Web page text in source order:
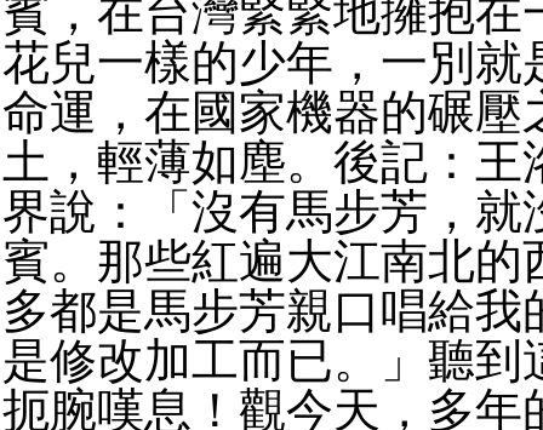
賓，在台灣緊緊地擁抱在
花兒一樣的少年，一別就
命運，在國家機器的碾壓
土，輕薄如塵。 後記： 王
界說：「沒有馬步芳，就
賓。 那些紅遍大江南北的
多都是馬步芳親口唱給我
是修改加工而已。」聽到
扼腕嘆息！觀今天，多年